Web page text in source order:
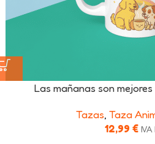
Las mañanas son
Tazas Taza
12,99 € IVA